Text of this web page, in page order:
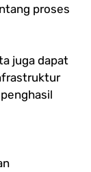
proses
juga dapat